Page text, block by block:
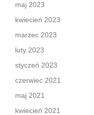
maj 2023
kwiecień 2023
marzec 2023
luty 2023
styczeń 2023
czerwiec 2021
maj 2021
kwiecień 2021